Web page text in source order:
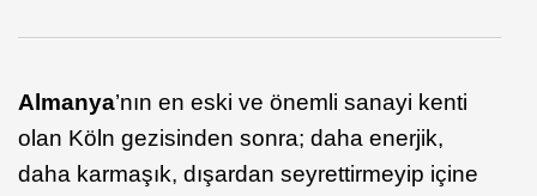
Almanya’nın en eski ve önemli sanayi kenti
olan Köln gezisinden sonra; daha enerjik,
daha karmaşık, dışardan seyrettirmeyip içine